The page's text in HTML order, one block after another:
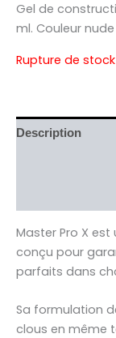
Gel de
ml. Couleur nude
Rupture de stock
Description
Master Pro X est
conçu pour
parfaits dans
Sa formulation
clous en même